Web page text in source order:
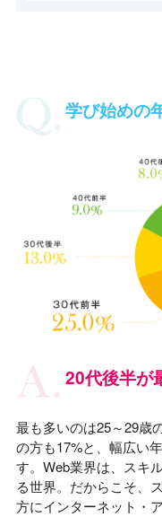
学び始めの
20代後半が
最も多いのは25～29歳
の方も17%と、幅広い
す。Web業界は、スキ
る世界。だからこそ、
方にインターネット・